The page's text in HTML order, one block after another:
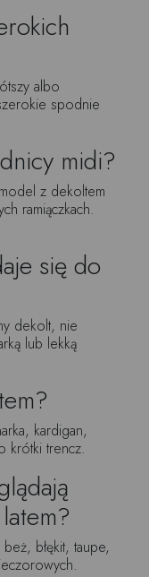
albo
spodnie
midi?
z dekoltem
ramiączkach.
się do
dekolt, nie
lub lekką
kardigan,
krótki trencz.
błękit, taupe,